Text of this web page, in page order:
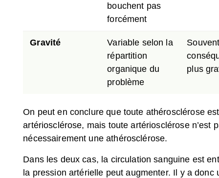
bouchent pas
forcément
Gravité
Variable selon la
répartition
organique du
problème
plus
On peut en conclure que toute athérosclérose
artériosclérose, mais toute artériosclérose n’est
nécessairement une athérosclérose.
Dans les deux cas, la circulation sanguine est
la pression artérielle peut augmenter. Il y a donc